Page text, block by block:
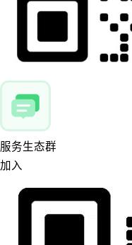
服务生态群
加入